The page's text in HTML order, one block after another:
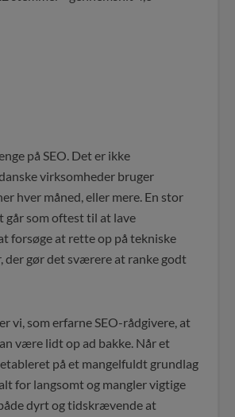
på SEO. Det er ikke
virksomheder bruger
hver måned, eller mere. En stor
går som oftest til at lave
forsøge at rette op på tekniske
der gør det sværere at ranke godt
vi, som erfarne SEO-rådgivere, at
være lidt op ad bakke. Når et
på et mangelfuldt grundlag
for langsomt og mangler vigtige
dyrt og tidskrævende at